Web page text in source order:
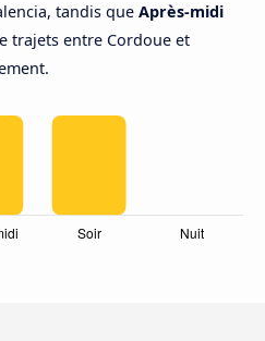
tandis que Après-midi
trajets entre Cordoue et